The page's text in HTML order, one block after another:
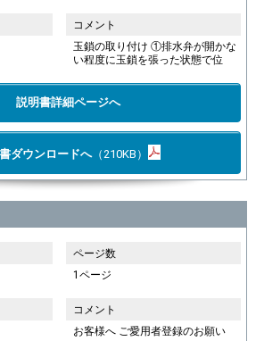
コメント
玉鎖の取り付け ①排水弁が開かな
い程度に玉鎖を張った状態で位
説明書詳細ページへ
ダウンロードへ（210KB）
ページ数
1ページ
コメント
お客様へ ご愛用者登録のお願い